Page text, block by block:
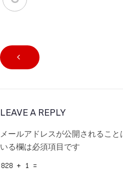
LEAVE A REPLY
メールアドレスが公開されること
いる欄は必須項目です